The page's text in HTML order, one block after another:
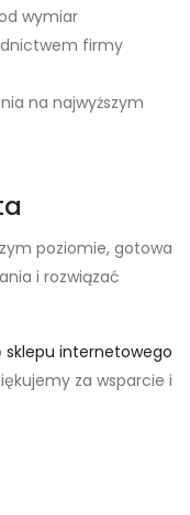
wymiar
firmy
na najwyższym
poziomie, gotowa
i rozwiązać
sklepu internetowego
za wsparcie i